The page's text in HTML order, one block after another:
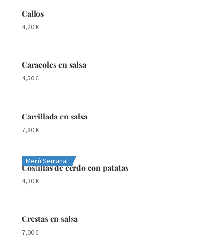
Callos
4,20€
Caracoles en salsa
4,50€
Carrillada en salsa
7,80€
Menú Semanal
Costillas de cerdo con patatas
4,30€
Crestas en salsa
7,00€